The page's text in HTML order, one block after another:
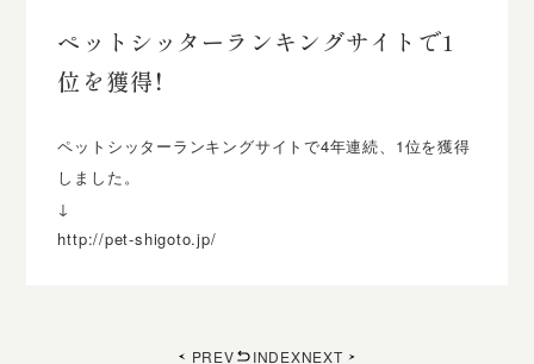
ペットシッターランキングサイトで1
位を獲得！
ペットシッターランキングサイトで4年連続、1位を獲得
しました。
↓
http://pet-shigoto.jp/
PREV INDEXNEXT